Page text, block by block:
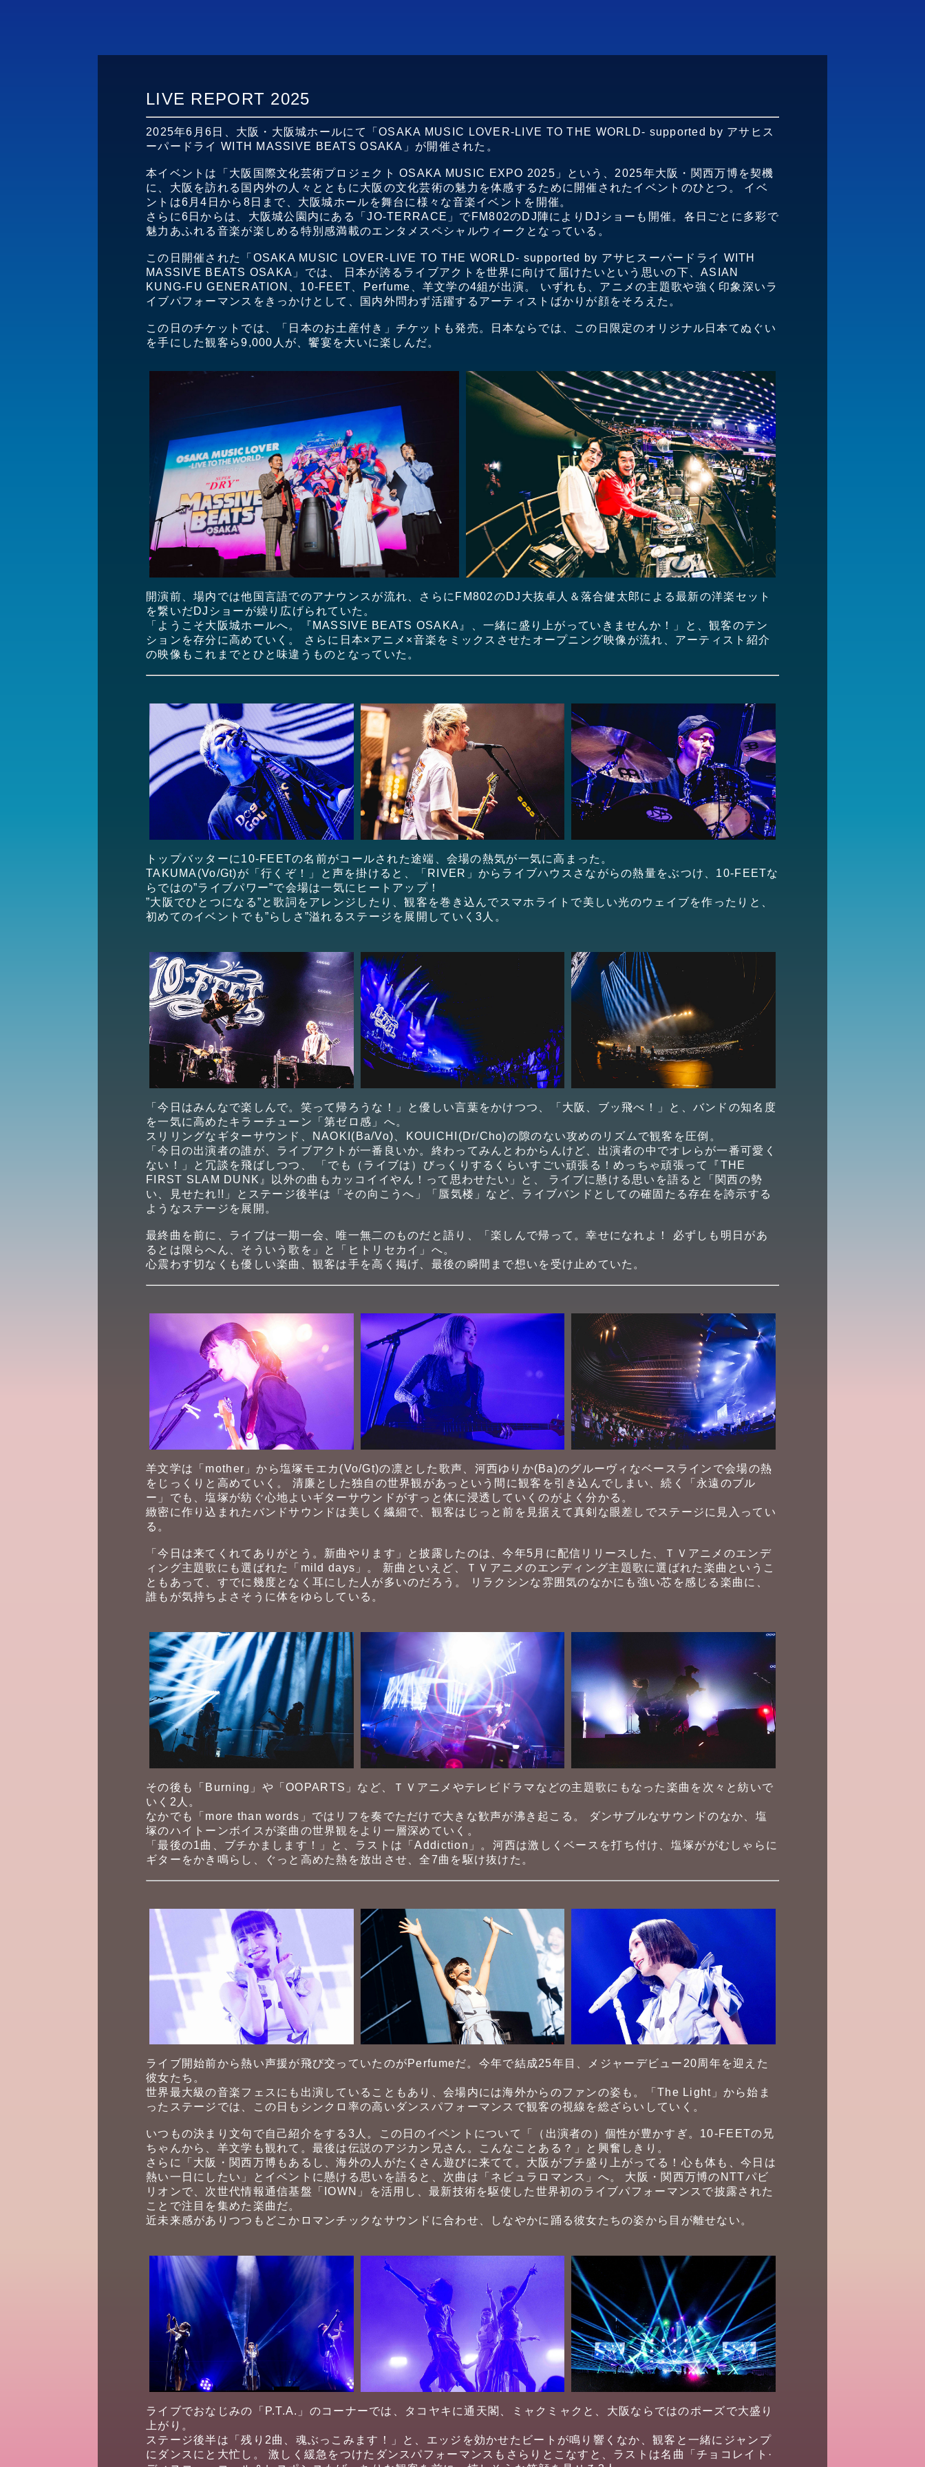
LIVE REPORT 2025
2025年6月6日、大阪・大阪城ホールにて「OSAKA MUSIC LOVER-LIVE TO THE WORLD- supported by アサヒス
ーパードライ WITH MASSIVE BEATS OSAKA」が開催された。
本イベントは「大阪国際文化芸術プロジェクト OSAKA MUSIC EXPO 2025」という、2025年大阪・関西万博を契機
に、大阪を訪れる国内外の人々とともに大阪の文化芸術の魅力を体感するために開催されたイベントのひとつ。 イベ
ントは6月4日から8日まで、大阪城ホールを舞台に様々な音楽イベントを開催。
さらに6日からは、大阪城公園内にある「JO-TERRACE」でFM802のDJ陣によりDJショーも開催。各日ごとに多彩で
魅力あふれる音楽が楽しめる特別感満載のエンタメスペシャルウィークとなっている。
この日開催された「OSAKA MUSIC LOVER-LIVE TO THE WORLD- supported by アサヒスーパードライ WITH
MASSIVE BEATS OSAKA」では、 日本が誇るライブアクトを世界に向けて届けたいという思いの下、ASIAN
KUNG-FU GENERATION、10-FEET、Perfume、羊文学の4組が出演。 いずれも、アニメの主題歌や強く印象深いラ
イブパフォーマンスをきっかけとして、国内外問わず活躍するアーティストばかりが顔をそろえた。
この日のチケットでは、「日本のお土産付き」チケットも発売。日本ならでは、この日限定のオリジナル日本てぬぐい
を手にした観客ら9,000人が、饗宴を大いに楽しんだ。
開演前、場内では他国言語でのアナウンスが流れ、さらにFM802のDJ大抜卓人＆落合健太郎による最新の洋楽セット
を繋いだDJショーが繰り広げられていた。
「ようこそ大阪城ホールへ。『MASSIVE BEATS OSAKA』、一緒に盛り上がっていきませんか！」と、観客のテン
ションを存分に高めていく。 さらに日本×アニメ×音楽をミックスさせたオープニング映像が流れ、アーティスト紹介
の映像もこれまでとひと味違うものとなっていた。
トップバッターに10-FEETの名前がコールされた途端、会場の熱気が一気に高まった。
TAKUMA(Vo/Gt)が「行くぞ！」と声を掛けると、「RIVER」からライブハウスさながらの熱量をぶつけ、10-FEETな
らではの”ライブパワー”で会場は一気にヒートアップ！
”大阪でひとつになる”と歌詞をアレンジしたり、観客を巻き込んでスマホライトで美しい光のウェイブを作ったりと、
初めてのイベントでも”らしさ”溢れるステージを展開していく3人。
「今日はみんなで楽しんで。笑って帰ろうな！」と優しい言葉をかけつつ、「大阪、ブッ飛べ！」と、バンドの知名度
を一気に高めたキラーチューン「第ゼロ感」へ。
スリリングなギターサウンド、NAOKI(Ba/Vo)、KOUICHI(Dr/Cho)の隙のない攻めのリズムで観客を圧倒。
「今日の出演者の誰が、ライブアクトが一番良いか。終わってみんとわからんけど、出演者の中でオレらが一番可愛く
ない！」と冗談を飛ばしつつ、 「でも（ライブは）びっくりするくらいすごい頑張る！めっちゃ頑張って『THE
FIRST SLAM DUNK』以外の曲もカッコイイやん！って思わせたい」と、 ライブに懸ける思いを語ると「関西の勢
い、見せたれ!!」とステージ後半は「その向こうへ」「蜃気楼」など、ライブバンドとしての確固たる存在を誇示する
ようなステージを展開。
最終曲を前に、ライブは一期一会、唯一無二のものだと語り、「楽しんで帰って。幸せになれよ！ 必ずしも明日があ
るとは限らへん、そういう歌を」と「ヒトリセカイ」へ。
心震わす切なくも優しい楽曲、観客は手を高く掲げ、最後の瞬間まで想いを受け止めていた。
羊文学は「mother」から塩塚モエカ(Vo/Gt)の凛とした歌声、河西ゆりか(Ba)のグルーヴィなベースラインで会場の熱
をじっくりと高めていく。 清廉とした独自の世界観があっという間に観客を引き込んでしまい、続く「永遠のブル
ー」でも、塩塚が紡ぐ心地よいギターサウンドがすっと体に浸透していくのがよく分かる。
緻密に作り込まれたバンドサウンドは美しく繊細で、観客はじっと前を見据えて真剣な眼差しでステージに見入ってい
る。
「今日は来てくれてありがとう。新曲やります」と披露したのは、今年5月に配信リリースした、ＴＶアニメのエンデ
ィング主題歌にも選ばれた「mild days」。 新曲といえど、ＴＶアニメのエンディング主題歌に選ばれた楽曲というこ
ともあって、すでに幾度となく耳にした人が多いのだろう。 リラクシンな雰囲気のなかにも強い芯を感じる楽曲に、
誰もが気持ちよさそうに体をゆらしている。
その後も「Burning」や「OOPARTS」など、ＴＶアニメやテレビドラマなどの主題歌にもなった楽曲を次々と紡いで
いく2人。
なかでも「more than words」ではリフを奏でただけで大きな歓声が沸き起こる。 ダンサブルなサウンドのなか、塩
塚のハイトーンボイスが楽曲の世界観をより一層深めていく。
「最後の1曲、ブチかまします！」と、ラストは「Addiction」。河西は激しくベースを打ち付け、塩塚ががむしゃらに
ギターをかき鳴らし、ぐっと高めた熱を放出させ、全7曲を駆け抜けた。
ライブ開始前から熱い声援が飛び交っていたのがPerfumeだ。今年で結成25年目、メジャーデビュー20周年を迎えた
彼女たち。
世界最大級の音楽フェスにも出演していることもあり、会場内には海外からのファンの姿も。「The Light」から始ま
ったステージでは、この日もシンクロ率の高いダンスパフォーマンスで観客の視線を総ざらいしていく。
いつもの決まり文句で自己紹介をする3人。この日のイベントについて「（出演者の）個性が豊かすぎ。10-FEETの兄
ちゃんから、羊文学も観れて。最後は伝説のアジカン兄さん。こんなことある？」と興奮しきり。
さらに「大阪・関西万博もあるし、海外の人がたくさん遊びに来てて。大阪がブチ盛り上がってる！心も体も、今日は
熱い一日にしたい」とイベントに懸ける思いを語ると、次曲は「ネビュラロマンス」へ。 大阪・関西万博のNTTパビ
リオンで、次世代情報通信基盤「IOWN」を活用し、最新技術を駆使した世界初のライブパフォーマンスで披露された
ことで注目を集めた楽曲だ。
近未来感がありつつもどこかロマンチックなサウンドに合わせ、しなやかに踊る彼女たちの姿から目が離せない。
ライブでおなじみの「P.T.A.」のコーナーでは、タコヤキに通天閣、ミャクミャクと、大阪ならではのポーズで大盛り
上がり。
ステージ後半は「残り2曲、魂ぶっこみます！」と、エッジを効かせたビートが鳴り響くなか、観客と一緒にジャンプ
にダンスにと大忙し。 激しく緩急をつけたダンスパフォーマンスもさらりとこなすと、ラストは名曲「チョコレイト·